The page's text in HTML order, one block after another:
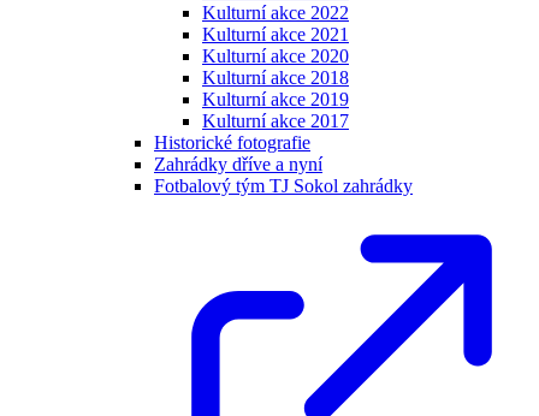
Kulturní akce 2022
Kulturní akce 2021
Kulturní akce 2020
Kulturní akce 2018
Kulturní akce 2019
Kulturní akce 2017
Historické fotografie
Zahrádky dříve a nyní
Fotbalový tým TJ Sokol zahrádky